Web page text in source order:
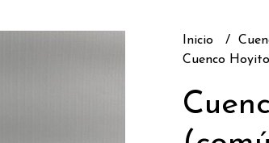
Inicio
Cuenco